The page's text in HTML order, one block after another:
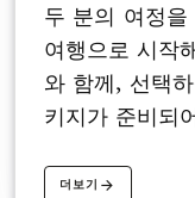
두 분의 여정
여행으로 시작
와 함께, 선택
키지가 준비되
할 추억을 만들
더보기